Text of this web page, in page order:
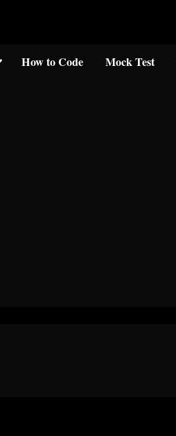
How to Code Mock Test